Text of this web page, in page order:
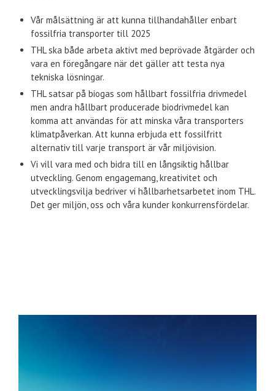
Vår målsättning är att kunna tillhandahåller enbart
fossilfria transporter till 2025
THL ska både arbeta aktivt med beprövade åtgärder och
vara en föregångare när det gäller att testa nya
tekniska lösningar.
THL satsar på biogas som hållbart fossilfria drivmedel
men andra hållbart producerade biodrivmedel kan
komma att användas för att minska våra transporters
klimatpåverkan. Att kunna erbjuda ett fossilfritt
alternativ till varje transport är vår miljövision.
Vi vill vara med och bidra till en långsiktig hållbar
utveckling. Genom engagemang, kreativitet och
utvecklingsvilja bedriver vi hållbarhetsarbetet inom THL.
Det ger miljön, oss och våra kunder konkurrensfördelar.